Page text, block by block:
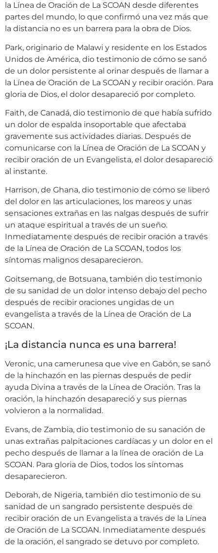
la Línea de Oración de La SCOAN desde diferentes
partes del mundo, lo que confirmó una vez más que
la distancia no es un barrera para la obra de Dios.
Park, originario de Malawi y residente en los Estados
Unidos de América, dio testimonio de cómo se sanó
de un dolor persistente al orinar después de llamar a
la Línea de Oración de La SCOAN y recibir oración. Para
gloria de Dios, el dolor desapareció por completo.
Faith, de Canadá, dio testimonio de que había sufrido
un dolor de espalda insoportable que afectaba
gravemente sus actividades diarias. Después de
comunicarse con la Línea de Oración de La SCOAN y
recibir oración de un Evangelista, el dolor desapareció
al instante.
Harrison, de Ghana, dio testimonio de cómo se liberó
del dolor en las articulaciones, los mareos y unas
sensaciones extrañas en las nalgas después de sufrir
un ataque espiritual a través de un sueño.
Inmediatamente después de recibir oración a través
de la Línea de Oración de La SCOAN, todos los
síntomas malignos desaparecieron.
Goitsemang, de Botsuana, también dio testimonio
de su sanidad de un dolor intenso debajo del pecho
después de recibir oraciones ungidas de un
evangelista a través de la Línea de Oración de La
SCOAN.
¡La distancia nunca es una barrera!
Veronic, una camerunesa que vive en Gabón, se sanó
de la hinchazón en las piernas después de pedir
ayuda Divina a través de la Línea de Oración. Tras la
oración, la hinchazón desapareció y sus piernas
volvieron a la normalidad.
Evans, de Zambia, dio testimonio de su sanación de
unas extrañas palpitaciones cardíacas y un dolor en el
pecho después de llamar a la línea de oración de La
SCOAN. Para gloria de Dios, todos los síntomas
desaparecieron.
Deborah, de Nigeria, también dio testimonio de su
sanidad de un sangrado persistente después de
recibir oración de un Evangelista a través de la Línea
de Oración de La SCOAN. Inmediatamente después
de la oración, el sangrado se detuvo por completo.